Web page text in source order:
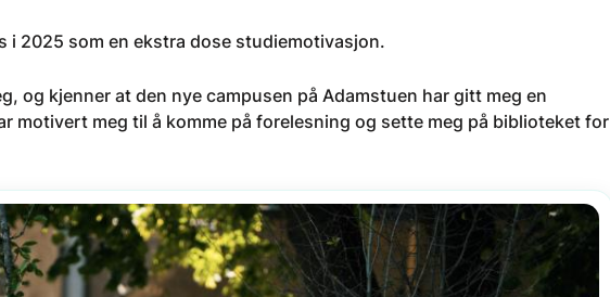
i 2025 som en ekstra dose studiemotivasjon.
og kjenner at den nye campusen på Adamstuen har gitt meg en
motivert meg til å komme på forelesning og sette meg på biblioteket for